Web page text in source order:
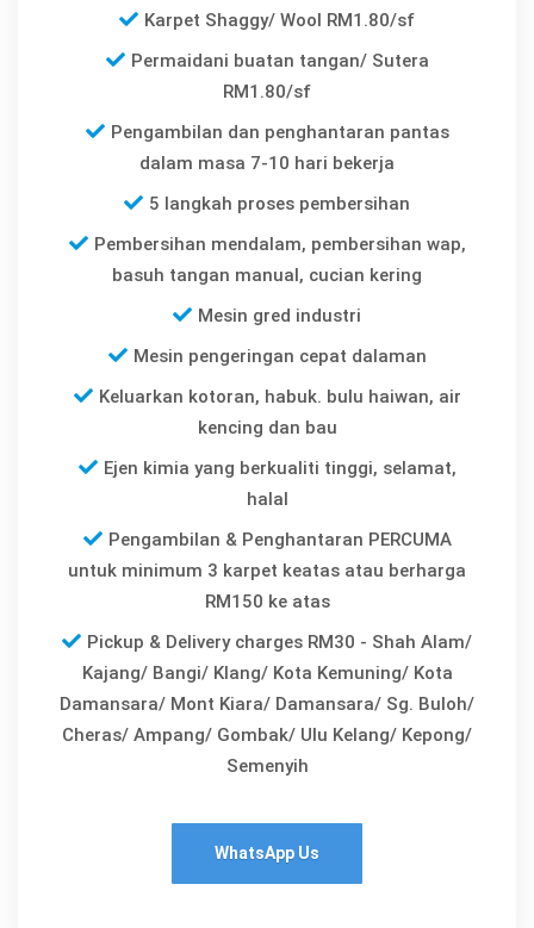
Karpet Shaggy/ Wool RM1.80/sf
Permaidani buatan tangan/ Sutera
RM1.80/sf
Pengambilan dan penghantaran pantas
dalam masa 7-10 hari bekerja
5 langkah proses pembersihan
Pembersihan mendalam, pembersihan wap,
basuh tangan manual, cucian kering
Mesin gred industri
Mesin pengeringan cepat dalaman
Keluarkan kotoran, habuk. bulu haiwan, air
kencing dan bau
Ejen kimia yang berkualiti tinggi, selamat,
halal
Pengambilan & Penghantaran PERCUMA
untuk minimum 3 karpet keatas atau berharga
RM150 ke atas
Pickup & Delivery charges RM30 - Shah Alam/
Kajang/ Bangi/ Klang/ Kota Kemuning/ Kota
Damansara/ Mont Kiara/ Damansara/ Sg. Buloh/
Cheras/ Ampang/ Gombak/ Ulu Kelang/ Kepong/
Semenyih
WhatsApp Us